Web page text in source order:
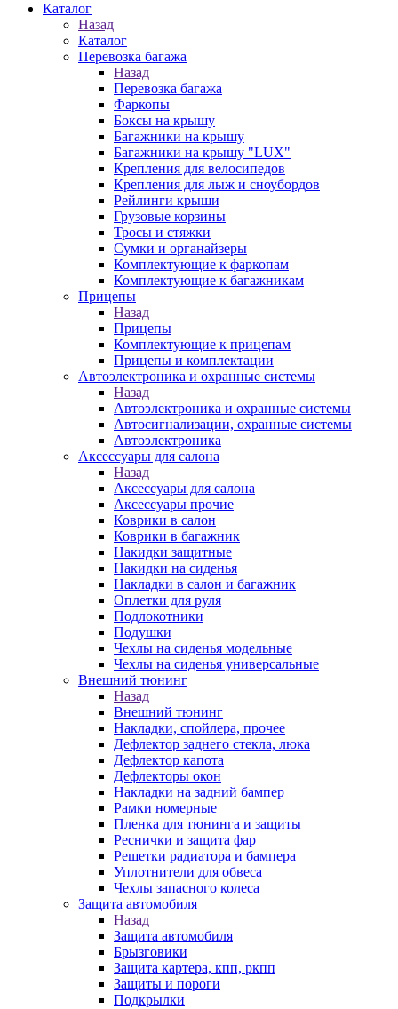
Каталог
Назад
Каталог
Перевозка багажа
Назад
Перевозка багажа
Фаркопы
Боксы на крышу
Багажники на крышу
Багажники на крышу "LUX"
Крепления для велосипедов
Крепления для лыж и сноубордов
Рейлинги крыши
Грузовые корзины
Тросы и стяжки
Сумки и органайзеры
Комплектующие к фаркопам
Комплектующие к багажникам
Прицепы
Назад
Прицепы
Комплектующие к прицепам
Прицепы и комплектации
Автоэлектроника и охранные системы
Назад
Автоэлектроника и охранные системы
Автосигнализации, охранные системы
Автоэлектроника
Аксессуары для салона
Назад
Аксессуары для салона
Аксессуары прочие
Коврики в салон
Коврики в багажник
Накидки защитные
Накидки на сиденья
Накладки в салон и багажник
Оплетки для руля
Подлокотники
Подушки
Чехлы на сиденья модельные
Чехлы на сиденья универсальные
Внешний тюнинг
Назад
Внешний тюнинг
Накладки, спойлера, прочее
Дефлектор заднего стекла, люка
Дефлектор капота
Дефлекторы окон
Накладки на задний бампер
Рамки номерные
Пленка для тюнинга и защиты
Реснички и защита фар
Решетки радиатора и бампера
Уплотнители для обвеса
Чехлы запасного колеса
Защита автомобиля
Назад
Защита автомобиля
Брызговики
Защита картера, кпп, ркпп
Защиты и пороги
Подкрылки